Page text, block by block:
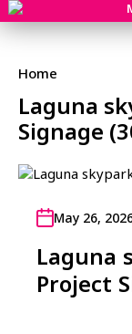
Home
Laguna
Signage
May 26,
Laguna
Project